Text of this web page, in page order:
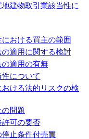
建物取引業該当性に
おける買主の範囲
適用に関する検討
適用の有無
について
ける法的リスクの検
問題
可の要否
止条件付売買